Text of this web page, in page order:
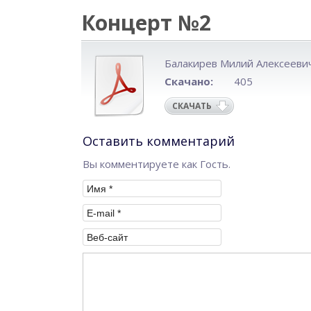
Концерт №2
Балакирев Милий
Скачано:
405
СКАЧАТЬ
Оставить комментарий
Вы комментируете как Гость.